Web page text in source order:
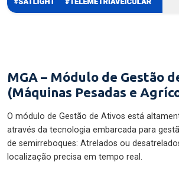
MGA – Módulo de Gestão
(Máquinas Pesadas e
O módulo de Gestão de Ativos está
através da tecnologia embarcada para
de semirreboques: Atrelados ou
localização precisa em tempo real.